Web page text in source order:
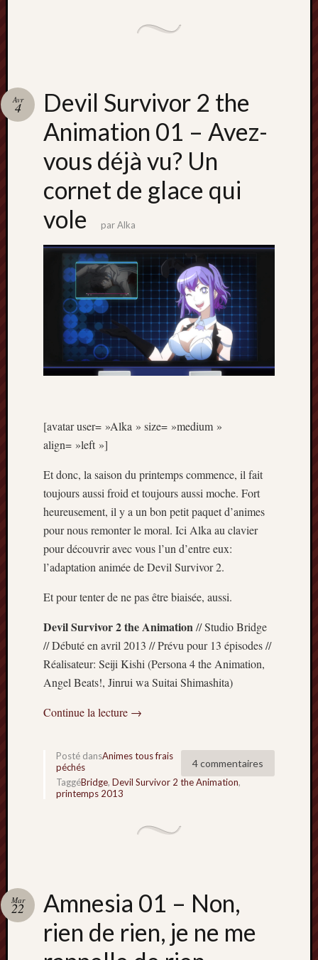
Devil Survivor 2 the
Animation 01 – Avez-
vous déjà vu? Un
cornet de glace qui
vole
Avr
4
parAlka
[avatar user= »Alka » size= »medium »
align= »left »]
Et donc, la saison du printemps commence, il fait
toujours aussi froid et toujours aussi moche. Fort
heureusement, il y a un bon petit paquet d’animes
pour nous remonter le moral. Ici Alka au clavier
pour découvrir avec vous l’un d’entre eux:
l’adaptation animée de Devil Survivor 2.
Et pour tenter de ne pas être biaisée, aussi.
Devil Survivor 2 the Animation // Studio Bridge
// Débuté en avril 2013 // Prévu pour 13 épisodes //
Réalisateur: Seiji Kishi (Persona 4 the Animation,
Angel Beats!, Jinrui wa Suitai Shimashita)
Continue la lecture →
4 commentaires
Posté dansAnimes tous frais
péchés
TaggéBridge, Devil Survivor 2 the Animation,
printemps 2013
Amnesia 01 – Non,
rien de rien, je ne me
Mar
22